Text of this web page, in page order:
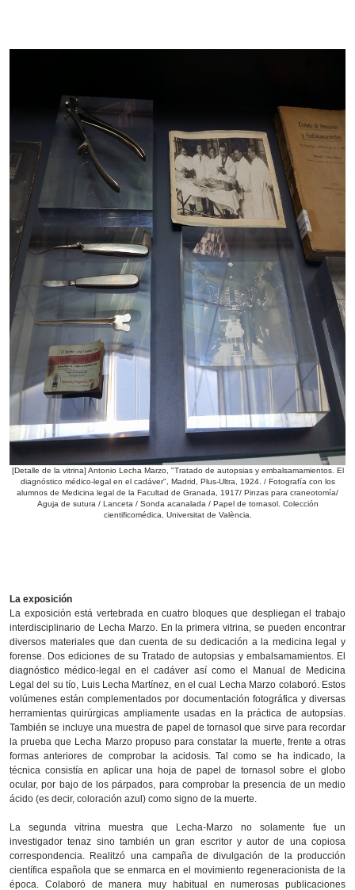
[Detalle de la vitrina] Antonio Lecha Marzo, "Tratado de autopsias y embalsamamientos. El
diagnóstico médico-legal en el cadáver", Madrid, Plus-Ultra, 1924. / Fotografía con los
alumnos de Medicina legal de la Facultad de Granada, 1917/ Pinzas para craneotomía/
Aguja de sutura / Lanceta / Sonda acanalada / Papel de tornasol. Colección
cientificomédica, Universitat de València.
La exposición
La exposición está vertebrada en cuatro bloques que despliegan el trabajo
interdisciplinario de Lecha Marzo. En la primera vitrina, se pueden encontrar
diversos materiales que dan cuenta de su dedicación a la medicina legal y
forense. Dos ediciones de su Tratado de autopsias y embalsamamientos. El
diagnóstico médico-legal en el cadáver así como el Manual de Medicina
Legal del su tío, Luis Lecha Martínez, en el cual Lecha Marzo colaboró. Estos
volúmenes están complementados por documentación fotográfica y diversas
herramientas quirúrgicas ampliamente usadas en la práctica de autopsias.
También se incluye una muestra de papel de tornasol que sirve para recordar
la prueba que Lecha Marzo propuso para constatar la muerte, frente a otras
formas anteriores de comprobar la acidosis. Tal como se ha indicado, la
técnica consistía en aplicar una hoja de papel de tornasol sobre el globo
ocular, por bajo de los párpados, para comprobar la presencia de un medio
ácido (es decir, coloración azul) como signo de la muerte.
La segunda vitrina muestra que Lecha-Marzo no solamente fue un
investigador tenaz sino también un gran escritor y autor de una copiosa
correspondencia. Realitzó una campaña de divulgación de la producción
científica española que se enmarca en el movimiento regeneracionista de la
época. Colaboró de manera muy habitual en numerosas publicaciones